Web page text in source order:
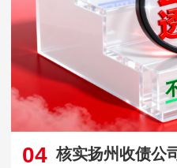
04 核实扬州收债公